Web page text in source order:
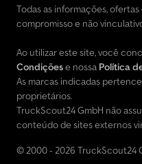
Todas as informações,
compromisso e não
Ao utilizar este site, você
Condiçõese nossa Política
As marcas indicadas
proprietários.
TruckScout24 GmbH não
conteúdo de sites externos
© 2000 - 2026 TruckScout24